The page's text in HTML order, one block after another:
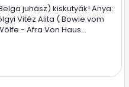
juhász) kiskutyák! Anya:
Vitéz Alita ( Bowie vom
- Afra Von Haus...